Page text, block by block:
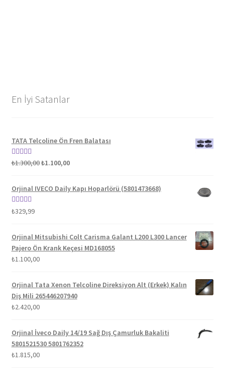
En İyi Satanlar
TATA Telcoline Ön Fren Balatası
5 üzerinden
₺1.300,00Orijinal
₺1.300,00.
₺1.100,00Şu
fiyat:
Orjinal IVECO Daily Kapı Hoparlörü (5801473668)
5 üzerinden
₺329,99
Orjinal Mitsubishi Colt Carisma Galant L200 L300 Lancer
Pajero Ön Krank Keçesi MD168055
₺1.100,00
Orjinal Tata Xenon Telcoline Direksiyon Alt (Erkek) Kalın
Diş Mili 265446207940
₺2.420,00
Orjinal İveco Daily 14/19 Sağ Dış Çamurluk Bakaliti
5801521530 5801762352
₺1.815,00